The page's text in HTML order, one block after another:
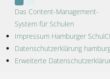
Das Content-Management-
System für Schulen
Impressum Hamburger
Datenschutzerklärung
Erweiterte